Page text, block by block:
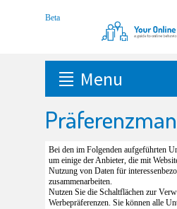
Menu
Bei den im Folgenden aufgeführten
um einige der Anbieter, die mit
Nutzung von Daten für
zusammenarbeiten.
Nutzen Sie die Schaltflächen zur
Werbepräferenzen. Sie können alle